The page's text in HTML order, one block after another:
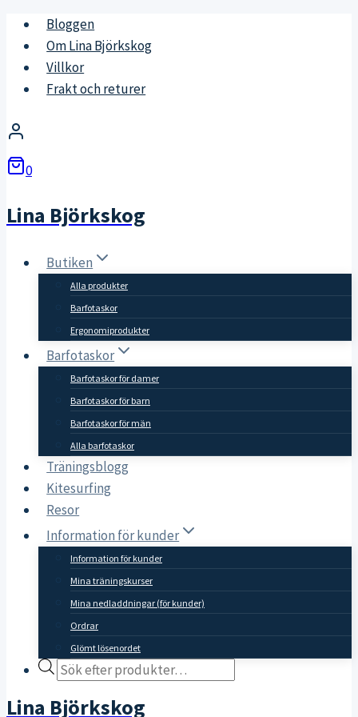
Skip
content
Bloggen
Om Lina Björkskog
Villkor
Frakt och returer
0
Lina Björkskog
Butiken
Alla produkter
Barfotaskor
Ergonomiprodukter
Barfotaskor
Barfotaskor för damer
Barfotaskor för barn
Barfotaskor för män
Alla barfotaskor
Träningsblogg
Kitesurfing
Resor
Information för kunder
Information för kunder
Mina träningskurser
Mina nedladdningar (för kunder)
Ordrar
Glömt lösenordet
Products
Lina Björkskog